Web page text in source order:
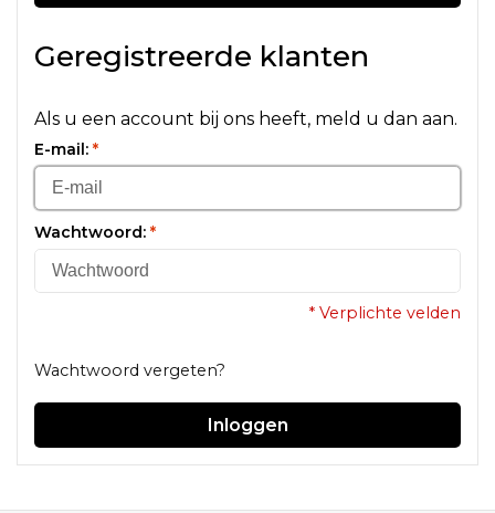
Geregistreerde klanten
Als u een account bij ons heeft, meld u dan aan.
E-mail: *
Wachtwoord: *
* Verplichte velden
Wachtwoord vergeten?
Inloggen